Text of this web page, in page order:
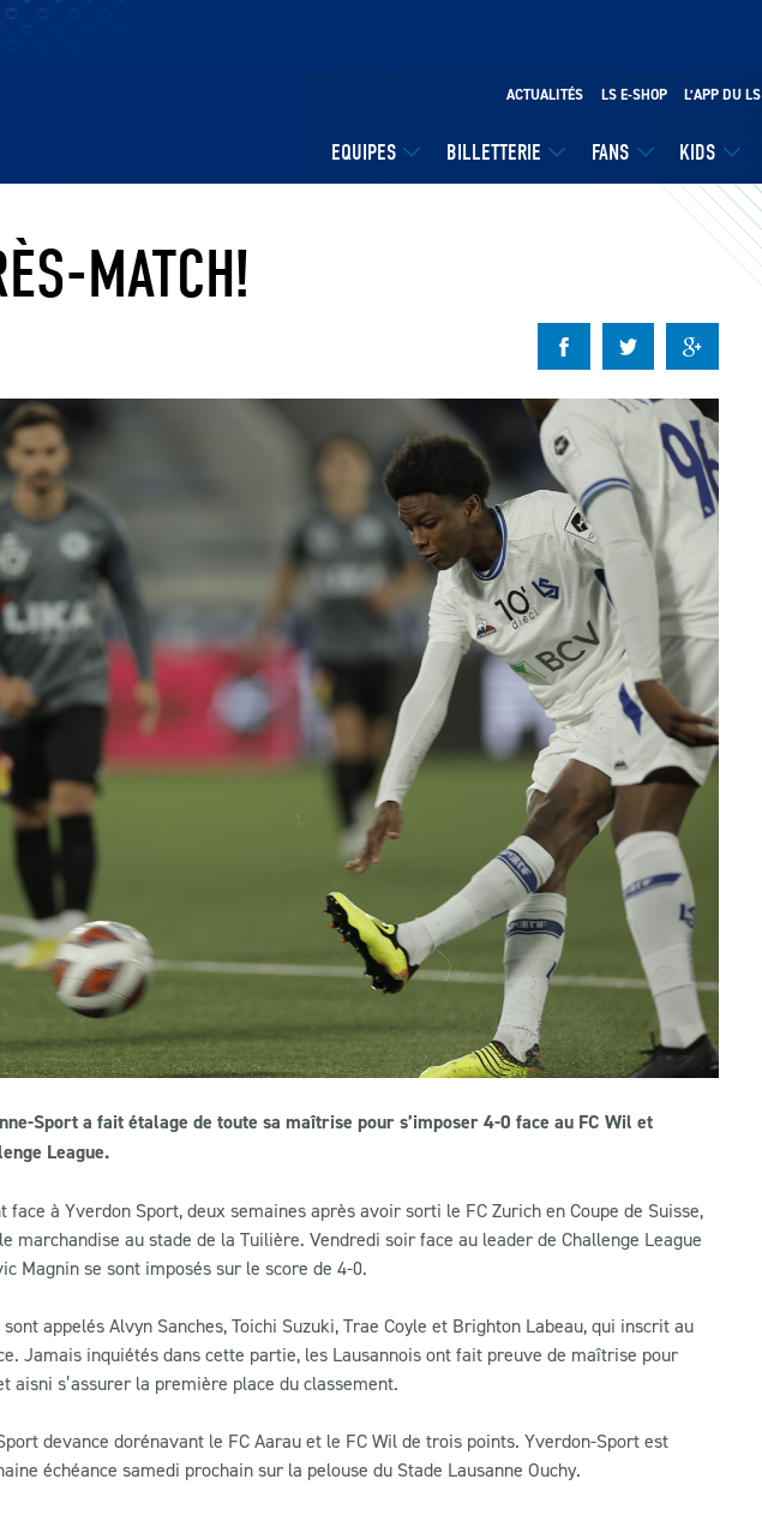
EQUIPES BILLETTERIE FANS KIDS
ACTUALITÉS LS E-SHOP L’APP DU LS
MATCH!
Sport a fait étalage de toute sa maîtrise pour s’imposer 4-0 face au FC Wil et
League.
face à Yverdon Sport, deux semaines après avoir sorti le FC Zurich en Coupe de Suisse,
marchandise au stade de la Tuilière. Vendredi soir face au leader de Challenge League
Magnin se sont imposés sur le score de 4-0.
appelés Alvyn Sanches, Toichi Suzuki, Trae Coyle et Brighton Labeau, qui inscrit au
Jamais inquiétés dans cette partie, les Lausannois ont fait preuve de maîtrise pour
s’assurer la première place du classement.
devance dorénavant le FC Aarau et le FC Wil de trois points. Yverdon-Sport est
échéance samedi prochain sur la pelouse du Stade Lausanne Ouchy.